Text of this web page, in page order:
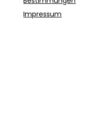
Impressum